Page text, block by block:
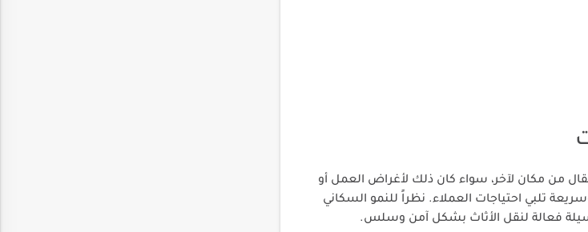
من مكان لآخر، سواء كان ذلك لأغراض العمل أو
تلبي احتياجات العملاء. نظراً للنمو السكاني
فعالة لنقل الأثاث بشكل آمن وسلس.